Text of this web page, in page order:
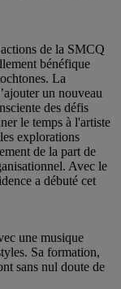
de la SMCQ
bénéfique
La
un nouveau
des défis
le temps à l'artiste
explorations
de la part de
Avec le
a débuté cet
une musique
Sa formation,
sans nul doute de